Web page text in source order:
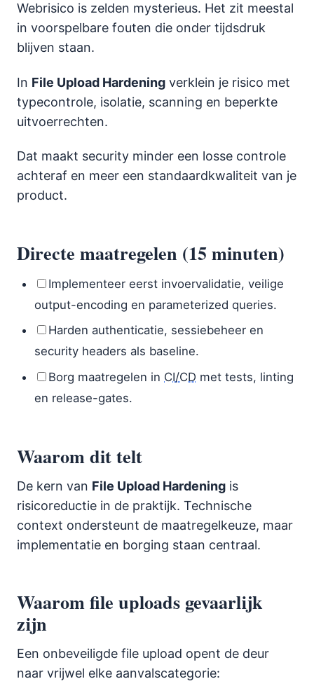
Webrisico is zelden mysterieus. Het zit meestal
in voorspelbare fouten die onder tijdsdruk
blijven staan.
In File Upload Hardening verklein je risico met
typecontrole, isolatie, scanning en beperkte
uitvoerrechten.
Dat maakt security minder een losse controle
achteraf en meer een standaardkwaliteit van je
product.
Directe maatregelen (15 minuten)
Implementeer eerst invoervalidatie, veilige
output-encoding en parameterized queries.
Harden authenticatie, sessiebeheer en
security headers als baseline.
Borg maatregelen in CI/CD met tests, linting
en release-gates.
Waarom dit telt
De kern van File Upload Hardening is
risicoreductie in de praktijk. Technische
context ondersteunt de maatregelkeuze, maar
implementatie en borging staan centraal.
Waarom file uploads gevaarlijk
zijn
Een onbeveiligde file upload opent de deur
naar vrijwel elke aanvalscategorie: